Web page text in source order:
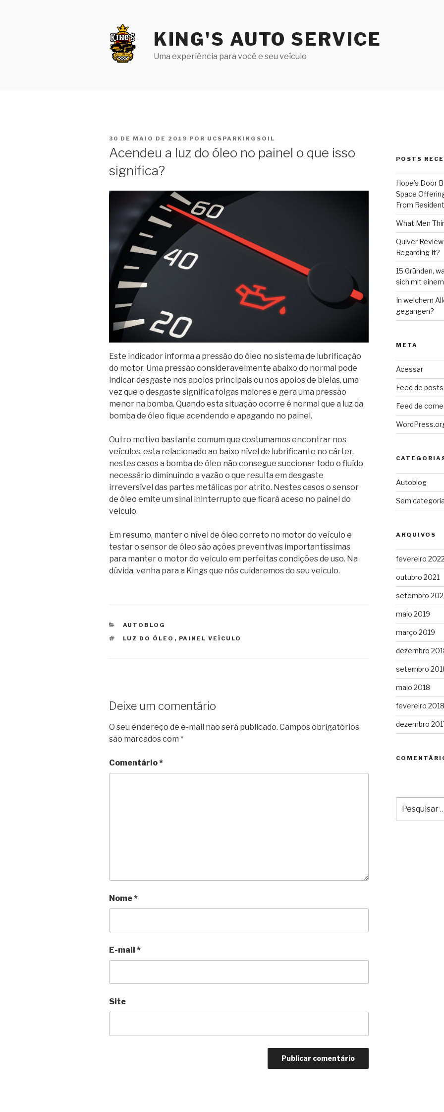
KING'S AUTO SERVICE
Uma experiência para você e seu veículo
PUBLICADO
30 DE MAIO DE 2019 POR UCSPARKINGSOIL
Acendeu a luz do óleo no painel o que isso
significa?
Este indicador informa a pressão do óleo no sistema de lubrificação
do motor. Uma pressão consideravelmente abaixo do normal pode
indicar desgaste nos apoios principais ou nos apoios de bielas, uma
vez que o desgaste significa folgas maiores e gera uma pressão
menor na bomba. Quando esta situação ocorre é normal que a luz da
bomba de óleo fique acendendo e apagando no painel.
Outro motivo bastante comum que costumamos encontrar nos
veículos, esta relacionado ao baixo nível de lubrificante no cárter,
nestes casos a bomba de óleo não consegue succionar todo o fluído
necessário diminuindo a vazão o que resulta em desgaste
irreversível das partes metálicas por atrito. Nestes casos o sensor
de óleo emite um sinal ininterrupto que ficará aceso no painel do
veiculo.
Em resumo, manter o nível de óleo correto no motor do veículo e
testar o sensor de óleo são ações preventivas importantíssimas
para manter o motor do veiculo em perfeitas condições de uso. Na
dúvida, venha para a Kings que nós cuidaremos do seu veiculo.
CATEGORIAS
AUTOBLOG
TAGS
LUZ DO ÓLEO , PAINEL VEÍCULO
Deixe um comentário
O seu endereço de e-mail não será publicado. Campos obrigatórios
são marcados com *
Comentário*
Nome*
E-mail *
Site
POSTS
Hope’s Door
Space
From
What Men
Quiver Review
Regarding It?
15 Gründen,
sich mit
In welchem
gegangen?
META
Acessar
Feed de posts
Feed de
Autoblog
Sem categoria
ARQUIVOS
fevereiro 2022
outubro 2021
setembro
maio 2019
março 2019
dezembro
setembro
maio 2018
fevereiro 2018
dezembro
por: